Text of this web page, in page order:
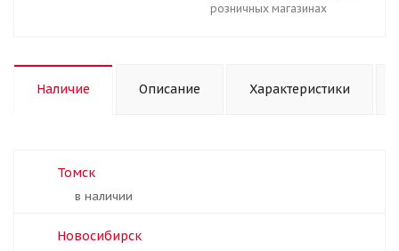
розничных магазинах
Наличие Описание Характеристики
Томск
В наличии
Новосибирск